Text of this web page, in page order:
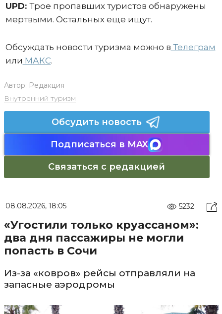
UPD: Трое пропавших туристов обнаружены
мертвыми. Остальных еще ищут.
Обсуждать новости туризма можно в Телеграм
или МАКС.
Автор: Редакция
Внутренний туризм
Обсудить новость
Подписаться в MAX
Связаться с редакцией
08.08.2026, 18:05 5232
«Угостили только круассаном»:
два дня пассажиры не могли
попасть в Сочи
Из-за «ковров» рейсы отправляли на
запасные аэродромы